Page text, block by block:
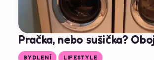
Pračka, nebo sušička?
BYDLENÍ LIFESTYLE